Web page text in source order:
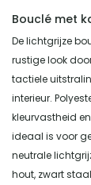
Bouclé met
De lichtgrijze
rustige look
tactiele
interieur.
kleurvastheid
ideaal is voor
neutrale
hout, zwart